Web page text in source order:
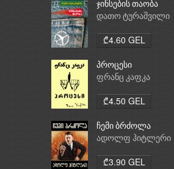
ჯინსების თაობა
დათო ტურაშვილი
₾4.60 GEL
პროცესი
ფრანც კაფკა
₾4.50 GEL
ჩემი ბრძოლა
ადოლფ ჰიტლერი
₾3.90 GEL